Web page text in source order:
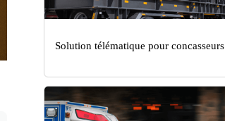
Solution télématique pour concasseurs